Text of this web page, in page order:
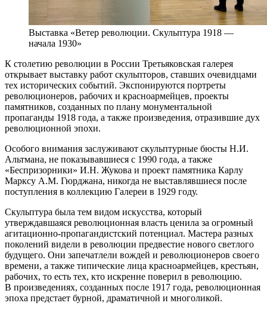
Выставка «Ветер революции. Скульптура 1918 —
начала 1930»
К столетию революции в России Третьяковская галерея
открывает выставку работ скульпторов, ставших очевидцами
тех исторических событий. Экспонируются портреты
революционеров, рабочих и красноармейцев, проекты
памятников, созданных по плану монументальной
пропаганды 1918 года, а также произведения, отразившие дух
революционной эпохи.
Особого внимания заслуживают скульптурные бюсты Н.И.
Альтмана, не показывавшиеся с 1990 года, а также
«Беспризорники» И.Н. Жукова и проект памятника Карлу
Марксу А.М. Гюрджана, никогда не выставлявшиеся после
поступления в коллекцию Галереи в 1929 году.
Скульптура была тем видом искусства, который
утверждавшаяся революционная власть ценила за огромный
агитационно-пропагандистский потенциал. Мастера разных
поколений видели в революции предвестие нового светлого
будущего. Они запечатлели вождей и революционеров своего
времени, а также типические лица красноармейцев, крестьян,
рабочих, то есть тех, кто искренне поверил в революцию.
В произведениях, созданных после 1917 года, революционная
эпоха предстает бурной, драматичной и многоликой.